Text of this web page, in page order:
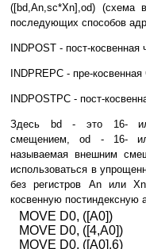
([bd,An,sc*Xn],od) (схема
последующих способов
INDPOST - пост-
INDPREPC - пре-
INDPOSTPC - пост-
Здесь bd - это 16- или
смещением, od - 16- или
называемая внешним
использоваться в
без регистров An или
косвенную постиндексную
MOVE D0, ([A0])
MOVE D0, ([4,A0])
MOVE D0, ([A0],6)